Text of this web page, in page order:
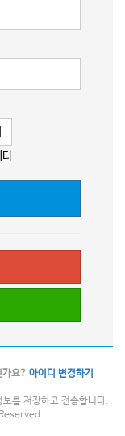
다.
가요? 아이디 변경하기
를 저장하고 전송합니다.